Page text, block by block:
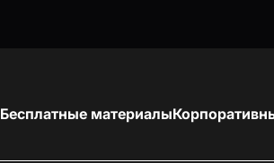
Бесплатные материалы